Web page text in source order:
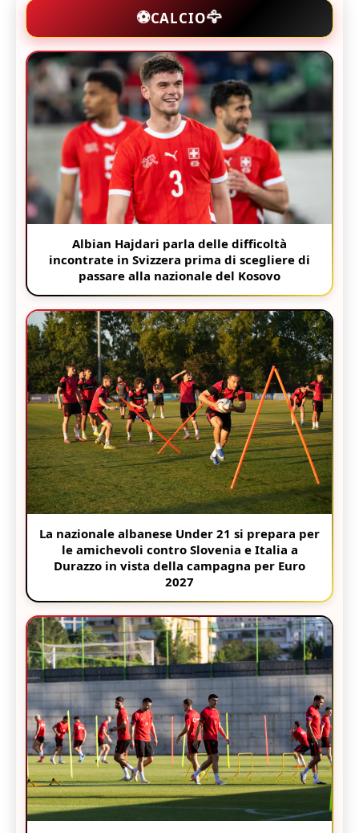
⚽CALCIO🦅
Albian Hajdari parla delle difficoltà
incontrate in Svizzera prima di scegliere di
passare alla nazionale del Kosovo
La nazionale albanese Under 21 si prepara per
le amichevoli contro Slovenia e Italia a
Durazzo in vista della campagna per Euro
2027